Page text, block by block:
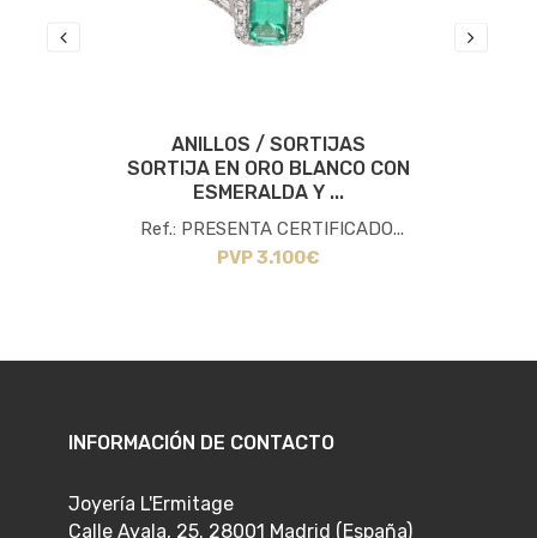
ANILLOS / SORTIJAS
SORTIJA EN ORO BLANCO CON
ESMERALDA Y ...
Ref.: PRESENTA CERTIFICADO...
PVP 3.100€
INFORMACIÓN DE CONTACTO
Joyería L'Ermitage
Calle Ayala, 25. 28001 Madrid (España)